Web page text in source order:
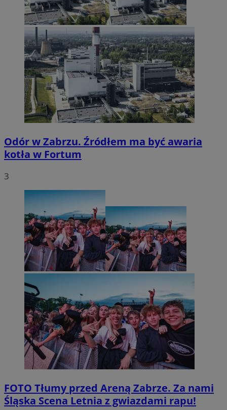
Odór w Zabrzu. Źródłem ma być awaria
kotła w Fortum
3
FOTO Tłumy przed Areną Zabrze. Za nami
Śląska Scena Letnia z gwiazdami rapu!